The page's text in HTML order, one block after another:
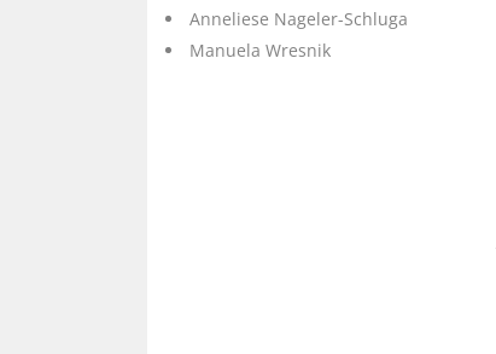
Anneliese Nageler-Schluga
Manuela Wresnik